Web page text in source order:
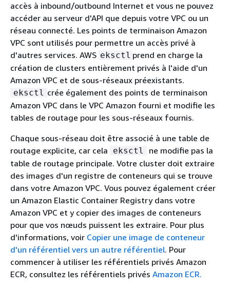
accès à inbound/outbound Internet et vous ne pouvez
accéder au serveur d'API que depuis votre VPC ou un
réseau connecté. Les points de terminaison Amazon
VPC sont utilisés pour permettre un accès privé à
d'autres services. AWS eksctl prend en charge la
création de clusters entièrement privés à l'aide d'un
Amazon VPC et de sous-réseaux préexistants.
eksctl crée également des points de terminaison
Amazon VPC dans le VPC Amazon fourni et modifie les
tables de routage pour les sous-réseaux fournis.
Chaque sous-réseau doit être associé à une table de
routage explicite, car cela
eksctl
ne modifie pas la
table de routage principale. Votre cluster doit extraire
des images d'un registre de conteneurs qui se trouve
dans votre Amazon VPC. Vous pouvez également créer
un Amazon Elastic Container Registry dans votre
Amazon VPC et y copier des images de conteneurs
pour que vos nœuds puissent les extraire. Pour plus
d'informations, voir Copier une image de conteneur
d'un référentiel vers un autre référentiel. Pour
commencer à utiliser les référentiels privés Amazon
ECR, consultez les référentiels privés Amazon ECR.